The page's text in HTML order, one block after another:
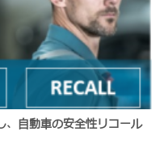
、自動車の安全性リコール